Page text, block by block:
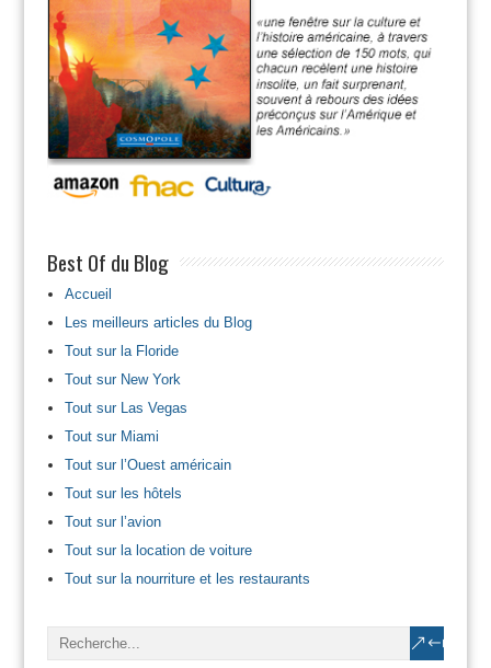
Best Of du Blog
Accueil
Les meilleurs articles du Blog
Tout sur la Floride
Tout sur New York
Tout sur Las Vegas
Tout sur Miami
Tout sur l’Ouest américain
Tout sur les hôtels
Tout sur l’avion
Tout sur la location de voiture
Tout sur la nourriture et les restaurants